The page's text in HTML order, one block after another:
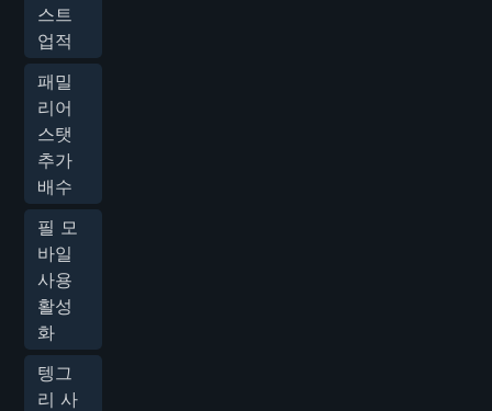
스트
업적
패밀
리어
스탯
추가
배수
필 모
바일
사용
활성
화
텡그
리 사